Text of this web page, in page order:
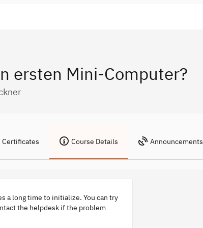
ersten Mini-Computer?
Certificates Course Details Announcements
a long time to initialize. You can try
the helpdesk if the problem